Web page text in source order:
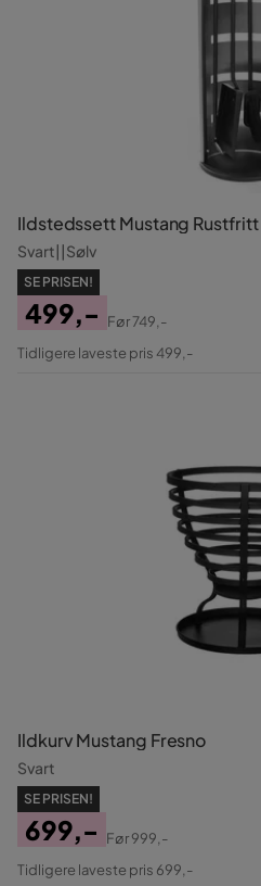
Ildstedssett Mustang Rustfritt
Svart||Sølv
SE PRISEN!
Pris
499,-
Original
Før749,-
Tidligere laveste pris 499,-
Ildkurv Mustang Fresno
Svart
SE PRISEN!
Pris
699,-
Original
Før999,-
Tidligere laveste pris 699,-